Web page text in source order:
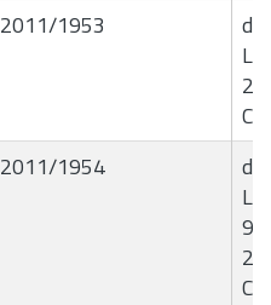
2011/1953
2011/1954
9/